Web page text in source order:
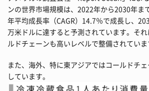
ンの世界市場規模は、2022年から2030年ま
年平均成長率（CAGR）14.7％で成長し、
万米ドルに達すると予測されています。そ
ルドチェーンも高いレベルで整備されていま
また、海外、特に東アジアではコールドチ
しています。